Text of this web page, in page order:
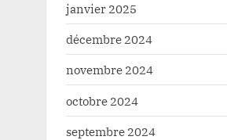
janvier 2025
décembre 2024
novembre 2024
octobre 2024
septembre 2024